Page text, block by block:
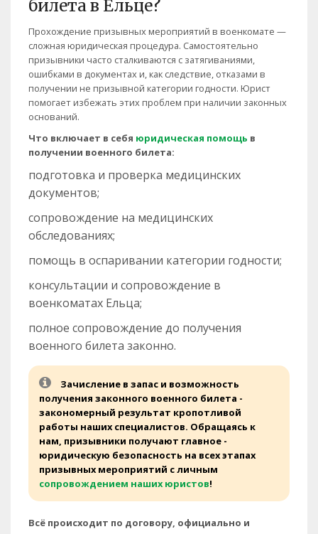
билета в Ельце?
Прохождение призывных мероприятий в военкомате —
сложная юридическая процедура. Самостоятельно
призывники часто сталкиваются с затягиваниями,
ошибками в документах и, как следствие, отказами в
получении не призывной категории годности. Юрист
помогает избежать этих проблем при наличии законных
оснований.
Что включает в себя юридическая помощь в
получении военного билета:
подготовка и проверка медицинских
документов;
сопровождение на медицинских
обследованиях;
помощь в оспаривании категории годности;
консультации и сопровождение в
военкоматах Ельца;
полное сопровождение до получения
военного билета законно.
Зачисление в запас и возможность
получения законного военного билета -
закономерный результат кропотливой
работы наших специалистов. Обращаясь к
нам, призывники получают главное -
юридическую безопасность на всех этапах
призывных мероприятий с личным
сопровождением наших юристов!
Всё происходит по договору, официально и